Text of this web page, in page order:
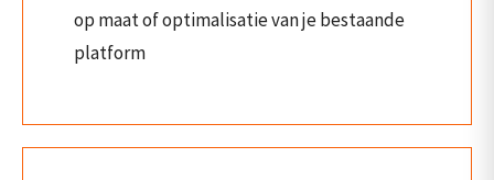
op maat of optimalisatie van je bestaande
platform